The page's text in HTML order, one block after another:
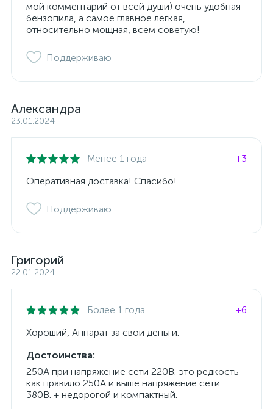
мой комментарий от всей души) очень удобная
бензопила, а самое главное лёгкая,
относительно мощная, всем советую!
Поддерживаю
Александра
23.01.2024
Менее 1 года
+3
Оперативная доставка! Спасибо!
Поддерживаю
Григорий
22.01.2024
Более 1 года
+6
Хороший, Аппарат за свои деньги.
Достоинства:
250А при напряжение сети 220В. это редкость
как правило 250А и выше напряжение сети
380В. + недорогой и компактный.